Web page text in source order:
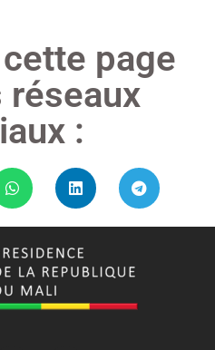
page
réseaux
: